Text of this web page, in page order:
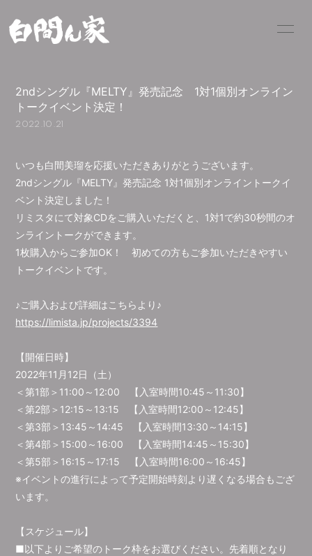
SCHEDULE VIDEO
Q&A BLOG
CONTACT
2ndシングル『MELTY』発売記念 1対1個別オンライン
トークイベント決定！
2022.10.21
いつも白間美瑠を応援いただきありがとうございます。
2ndシングル『MELTY』発売記念 1対1個別オンライントークイ
ベント決定しました！
リミスタにて対象CDをご購入いただくと、1対1で約30秒間のオ
ンライントークができます。
1枚購入からご参加OK！ 初めての方もご参加いただきやすい
トークイベントです。
♪ご購入および詳細はこちらより♪
https://limista.jp/projects/3394
【開催日時】
2022年11月12日（土）
＜第1部＞11:00～12:00 【入室時間10:45～11:30】
＜第2部＞12:15～13:15 【入室時間12:00～12:45】
＜第3部＞13:45～14:45 【入室時間13:30～14:15】
＜第4部＞15:00～16:00 【入室時間14:45～15:30】
＜第5部＞16:15～17:15 【入室時間16:00～16:45】
※イベントの進行によって予定開始時刻より遅くなる場合もござ
います。
【スケジュール】
■以下よりご希望のトーク枠をお選びください。先着順となり